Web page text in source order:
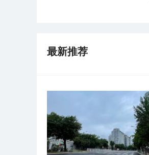
最新推荐